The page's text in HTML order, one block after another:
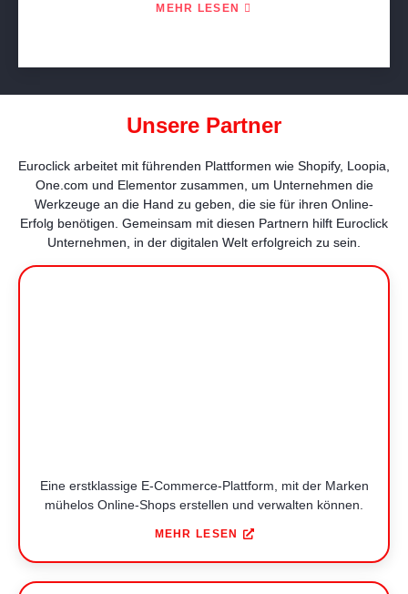
MEHR LESEN
Unsere Partner
Euroclick arbeitet mit führenden Plattformen wie Shopify, Loopia,
One.com und Elementor zusammen, um Unternehmen die
Werkzeuge an die Hand zu geben, die sie für ihren Online-
Erfolg benötigen. Gemeinsam mit diesen Partnern hilft Euroclick
Unternehmen, in der digitalen Welt erfolgreich zu sein.
Eine erstklassige E-Commerce-Plattform, mit der Marken
mühelos Online-Shops erstellen und verwalten können.
MEHR LESEN